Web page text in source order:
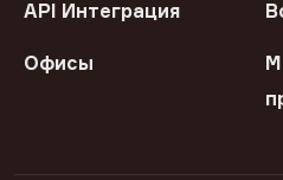
API Интеграция
Офисы